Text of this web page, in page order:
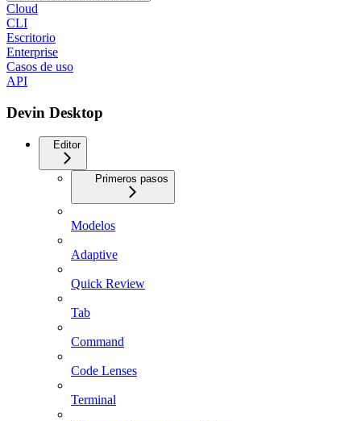
Cloud
CLI
Escritorio
Enterprise
Casos de uso
API
Devin Desktop
Editor
Primeros pasos
Modelos
Adaptive
Quick Review
Tab
Command
Code Lenses
Terminal